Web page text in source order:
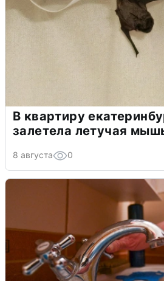
В квартиру
залетела летучая
8 августа 0